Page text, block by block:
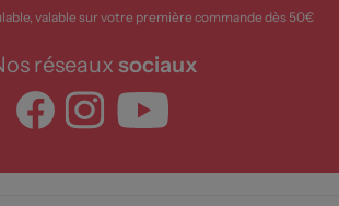
valable sur votre première commande dès 50€
réseaux sociaux